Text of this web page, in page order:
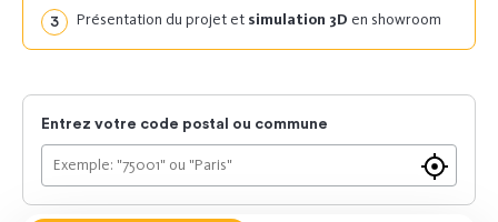
Présentation du projet et simulation 3D en showroom
Entrez votre code postal ou commune
Trouver
un